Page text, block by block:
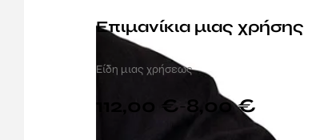
Επιμανίκια μιας χρήσης
Είδη μιας χρήσεως
8,00€
–
112,00 €